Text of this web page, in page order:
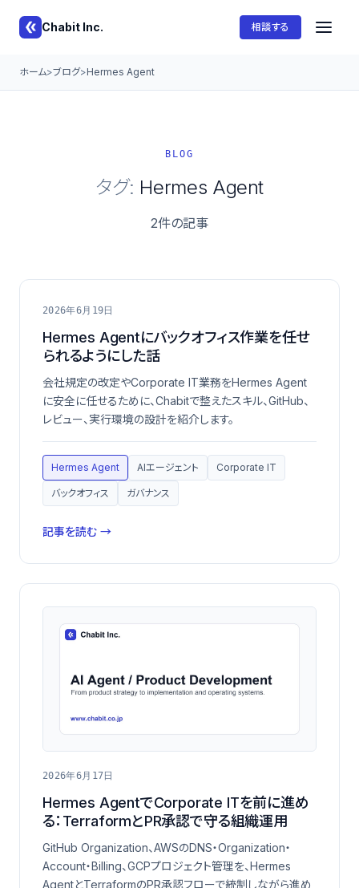
Chabit Inc. 相談する
ホーム ブログ Hermes Agent
BLOG
タグ: Hermes Agent
2件の記事
2026年6月19日
Hermes Agentにバックオフィス作業を任せ
られるようにした話
会社規定の改定やCorporate IT業務をHermes Agent
に安全に任せるために、Chabitで整えたスキル、GitHub、
レビュー、実行環境の設計を紹介します。
Hermes Agent AIエージェント Corporate IT
バックオフィス ガバナンス
記事を読む →
2026年6月17日
Hermes AgentでCorporate ITを前に進め
る：TerraformとPR承認で守る組織運用
GitHub Organization、AWSのDNS・Organization・
Account・Billing、GCPプロジェクト管理を、Hermes
AgentとTerraformのPR承認フローで統制しながら進め